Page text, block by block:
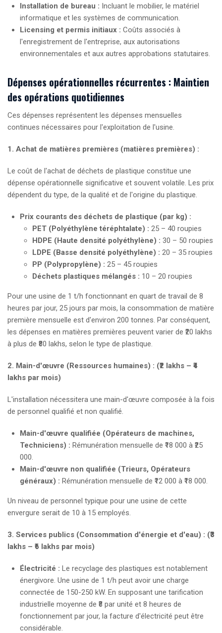
Installation de bureau : Incluant le mobilier, le matériel
informatique et les systèmes de communication.
Licensing et permis initiaux : Coûts associés à
l'enregistrement de l'entreprise, aux autorisations
environnementales et aux autres approbations statutaires.
Dépenses opérationnelles récurrentes : Maintien
des opérations quotidiennes
Ces dépenses représentent les dépenses mensuelles
continues nécessaires pour l'exploitation de l'usine.
1. Achat de matières premières (matières premières) :
Le coût de l'achat de déchets de plastique constitue une
dépense opérationnelle significative et souvent volatile. Les prix
dépendent du type, de la qualité et de l'origine du plastique.
Prix courants des déchets de plastique (par kg) :
PET (Polyéthylène téréphtalate) : 25 – 40 roupies
HDPE (Haute densité polyéthylène) : 30 – 50 roupies
LDPE (Basse densité polyéthylène) : 20 – 35 roupies
PP (Polypropylène) : 25 – 45 roupies
Déchets plastiques mélangés : 10 – 20 roupies
Pour une usine de 1 t/h fonctionnant en quart de travail de 8
heures par jour, 25 jours par mois, la consommation de matière
première mensuelle est d'environ 200 tonnes. Par conséquent,
les dépenses en matières premières peuvent varier de ₹20 lakhs
à plus de ₹80 lakhs, selon le type de plastique.
2. Main-d'œuvre (Ressources humaines) : (₹2 lakhs – ₹4
lakhs par mois)
L'installation nécessitera une main-d'œuvre composée à la fois
de personnel qualifié et non qualifié.
Main-d'œuvre qualifiée (Opérateurs de machines,
Techniciens) : Rémunération mensuelle de ₹18 000 à ₹25
000.
Main-d'œuvre non qualifiée (Trieurs, Opérateurs
généraux) : Rémunération mensuelle de ₹12 000 à ₹18 000.
Un niveau de personnel typique pour une usine de cette
envergure serait de 10 à 15 employés.
3. Services publics (Consommation d'énergie et d'eau) : (₹3
lakhs – ₹6 lakhs par mois)
Électricité : Le recyclage des plastiques est notablement
énergivore. Une usine de 1 t/h peut avoir une charge
connectée de 150-250 kW. En supposant une tarification
industrielle moyenne de ₹8 par unité et 8 heures de
fonctionnement par jour, la facture d'électricité peut être
considérable.